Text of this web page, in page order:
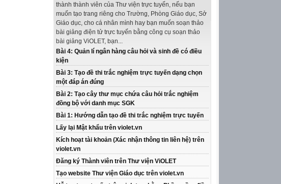
thành thành viên của Thư viện trực tuyến, nếu bạn
muốn tạo trang riêng cho Trường, Phòng Giáo dục, Sở
Giáo dục, cho cá nhân mình hay bạn muốn soạn thảo
bài giảng điện tử trực tuyến bằng công cụ soạn thảo
bài giảng ViOLET, bạn...
Bài 4: Quản lí ngân hàng câu hỏi và sinh đề có điều
kiện
Bài 3: Tạo đề thi trắc nghiệm trực tuyến dạng chọn
một đáp án đúng
Bài 2: Tạo cây thư mục chứa câu hỏi trắc nghiệm
đồng bộ với danh mục SGK
Bài 1: Hướng dẫn tạo đề thi trắc nghiệm trực tuyến
Lấy lại Mật khẩu trên violet.vn
Kích hoạt tài khoản (Xác nhận thông tin liên hệ) trên
violet.vn
Đăng ký Thành viên trên Thư viện ViOLET
Tạo website Thư viện Giáo dục trên violet.vn